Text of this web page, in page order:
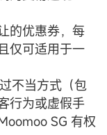
的优惠券，每
仅可适用于一
不当方式（包
行为或虚假手
SG 有权